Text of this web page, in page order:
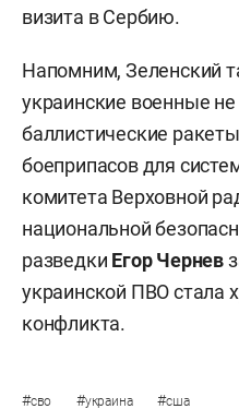
визита в Сербию.
Напомним, Зеленский
украинские военные
баллистические
боеприпасов для
комитета Верховной
национальной
разведки Егор Чернев
украинской ПВО стала
конфликта.
#сво #украина #сша